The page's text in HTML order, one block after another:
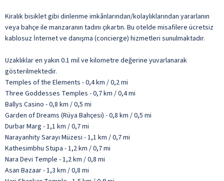
Kiralık bisiklet gibi dinlenme imkânlarından/kolaylıklarından yararlanın
veya bahçe ile manzaranın tadını çıkartın. Bu otelde misafilere ücretsiz
kablosuz İnternet ve danışma (concierge) hizmetleri sunulmaktadır.
Uzaklıklar en yakın 0.1 mil ve kilometre değerine yuvarlanarak
gösterilmektedir.
Temples of the Elements - 0,4 km / 0,2 mi
Three Goddesses Temples - 0,7 km / 0,4 mi
Ballys Casino - 0,8 km / 0,5 mi
Garden of Dreams (Rüya Bahçesi) - 0,8 km / 0,5 mi
Durbar Marg - 1,1 km / 0,7 mi
Narayanhity Sarayı Müzesi - 1,1 km / 0,7 mi
Kathesimbhu Stupa - 1,2 km / 0,7 mi
Nara Devi Temple - 1,2 km / 0,8 mi
Asan Bazaar - 1,3 km / 0,8 mi